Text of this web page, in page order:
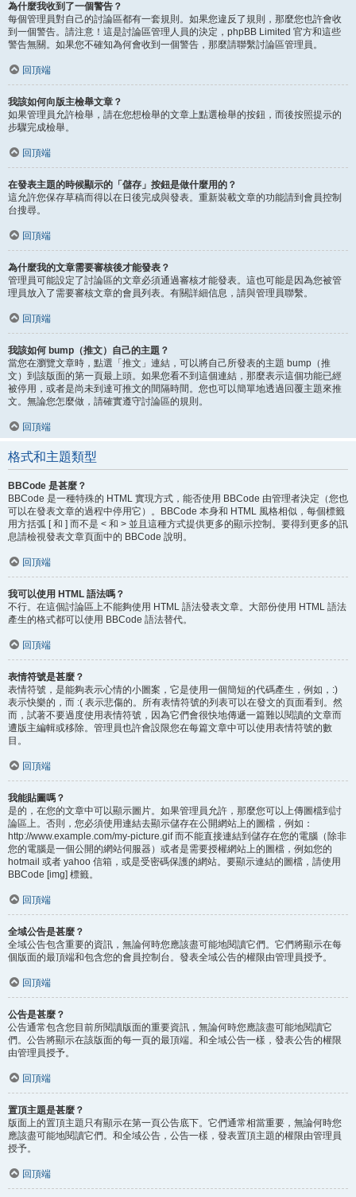
為什麼我收到了一個警告？
每個管理員對自己的討論區都有一套規則。如果您違反了規則，那麼您也許會收
到一個警告。請注意！這是討論區管理人員的決定，phpBB Limited 官方和這些
警告無關。如果您不確知為何會收到一個警告，那麼請聯繫討論區管理員。
回頂端
我該如何向版主檢舉文章？
如果管理員允許檢舉，請在您想檢舉的文章上點選檢舉的按鈕，而後按照提示的
步驟完成檢舉。
回頂端
在發表主題的時候顯示的「儲存」按鈕是做什麼用的？
這允許您保存草稿而得以在日後完成與發表。重新裝載文章的功能請到會員控制
台搜尋。
回頂端
為什麼我的文章需要審核後才能發表？
管理員可能設定了討論區的文章必須通過審核才能發表。這也可能是因為您被管
理員放入了需要審核文章的會員列表。有關詳細信息，請與管理員聯繫。
回頂端
我該如何 bump（推文）自己的主題？
當您在瀏覽文章時，點選「推文」連結，可以將自己所發表的主題 bump（推
文）到該版面的第一頁最上頭。如果您看不到這個連結，那麼表示這個功能已經
被停用，或者是尚未到達可推文的間隔時間。您也可以簡單地透過回覆主題來推
文。無論您怎麼做，請確實遵守討論區的規則。
回頂端
格式和主題類型
BBCode 是甚麼？
BBCode 是一種特殊的 HTML 實現方式，能否使用 BBCode 由管理者決定（您也
可以在發表文章的過程中停用它）。BBCode 本身和 HTML 風格相似，每個標籤
用方括弧 [ 和 ] 而不是 < 和 > 並且這種方式提供更多的顯示控制。要得到更多的訊
息請檢視發表文章頁面中的 BBCode 說明。
回頂端
我可以使用 HTML 語法嗎？
不行。在這個討論區上不能夠使用 HTML 語法發表文章。大部份使用 HTML 語法
產生的格式都可以使用 BBCode 語法替代。
回頂端
表情符號是甚麼？
表情符號，是能夠表示心情的小圖案，它是使用一個簡短的代碼產生，例如，:)
表示快樂的，而 :( 表示悲傷的。所有表情符號的列表可以在發文的頁面看到。然
而，試著不要過度使用表情符號，因為它們會很快地傳遞一篇難以閱讀的文章而
遭版主編輯或移除。管理員也許會設限您在每篇文章中可以使用表情符號的數
目。
回頂端
我能貼圖嗎？
是的，在您的文章中可以顯示圖片。如果管理員允許，那麼您可以上傳圖檔到討
論區上。否則，您必須使用連結去顯示儲存在公開網站上的圖檔，例如：
http://www.example.com/my-picture.gif 而不能直接連結到儲存在您的電腦（除非
您的電腦是一個公開的網站伺服器）或者是需要授權網站上的圖檔，例如您的
hotmail 或者 yahoo 信箱，或是受密碼保護的網站。要顯示連結的圖檔，請使用
BBCode [img] 標籤。
回頂端
全域公告是甚麼？
全域公告包含重要的資訊，無論何時您應該盡可能地閱讀它們。它們將顯示在每
個版面的最頂端和包含您的會員控制台。發表全域公告的權限由管理員授予。
回頂端
公告是甚麼？
公告通常包含您目前所閱讀版面的重要資訊，無論何時您應該盡可能地閱讀它
們。公告將顯示在該版面的每一頁的最頂端。和全域公告一樣，發表公告的權限
由管理員授予。
回頂端
置頂主題是甚麼？
版面上的置頂主題只有顯示在第一頁公告底下。它們通常相當重要，無論何時您
應該盡可能地閱讀它們。和全域公告，公告一樣，發表置頂主題的權限由管理員
授予。
回頂端